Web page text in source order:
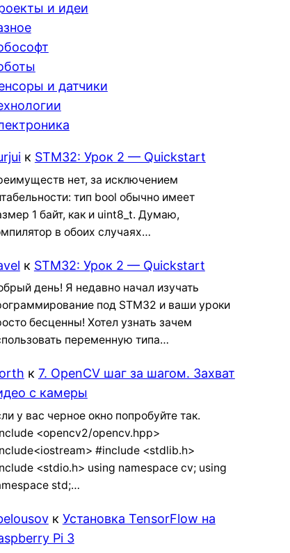
и идеи
и датчики
к STM32: Урок 2 — Quickstart
нет, за исключением
тип bool обычно имеет
1 байт, как и uint8_t. Думаю,
в обоих случаях…
к STM32: Урок 2 — Quickstart
день! Я недавно начал изучать
под STM32 и ваши уроки
бесценны! Хотел узнать зачем
переменную типа…
к 7. OpenCV шаг за шагом. Захват
с камеры
у вас черное окно попробуйте так.
<opencv2/opencv.hpp>
#include <stdlib.h>
<stdio.h> using namespace cv; using
std;…
к Установка TensorFlow на
Pi 3